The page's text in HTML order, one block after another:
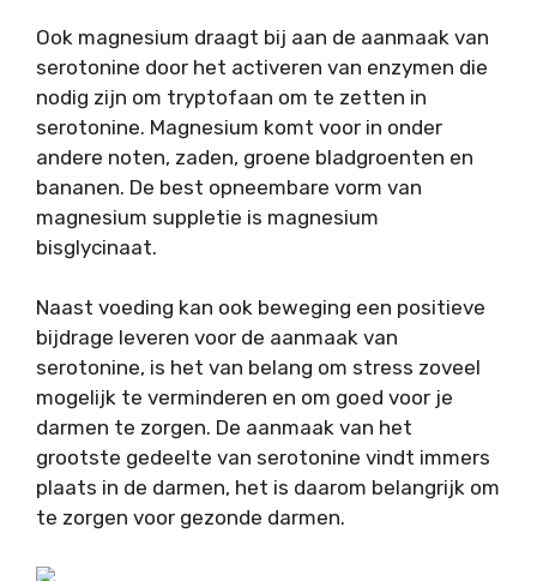
Ook magnesium draagt bij aan de aanmaak van
serotonine door het activeren van enzymen die
nodig zijn om tryptofaan om te zetten in
serotonine. Magnesium komt voor in onder
andere noten, zaden, groene bladgroenten en
bananen. De best opneembare vorm van
magnesium suppletie is magnesium
bisglycinaat.
Naast voeding kan ook beweging een positieve
bijdrage leveren voor de aanmaak van
serotonine, is het van belang om stress zoveel
mogelijk te verminderen en om goed voor je
darmen te zorgen. De aanmaak van het
grootste gedeelte van serotonine vindt immers
plaats in de darmen, het is daarom belangrijk om
te zorgen voor gezonde darmen.